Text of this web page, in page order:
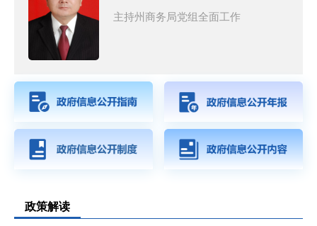
主持州商务局党组全面工作
政策解读